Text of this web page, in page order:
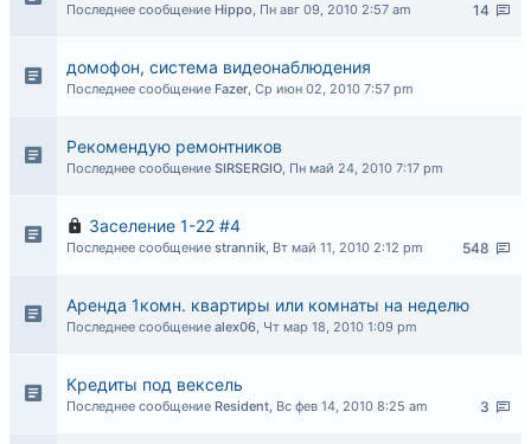
14
Последнее сообщение Hippo, Пн авг 09, 2010 2:57 am
домофон, система видеонаблюдения
Последнее сообщение Fazer, Ср июн 02, 2010 7:57 pm
Рекомендую ремонтников
Последнее сообщение SIRSERGIO, Пн май 24, 2010 7:17 pm
Заселение 1-22 #4
548
Последнее сообщение strannik, Вт май 11, 2010 2:12 pm
Аренда 1комн. квартиры или комнаты на неделю
Последнее сообщение alex06, Чт мар 18, 2010 1:09 pm
Кредиты под вексель
3
Последнее сообщение Resident, Вс фев 14, 2010 8:25 am